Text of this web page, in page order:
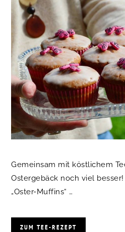
Gemeinsam mit köstlichem
Ostergebäck noch viel
„Oster-Muffins“ …
ZUM TEE-REZEPT